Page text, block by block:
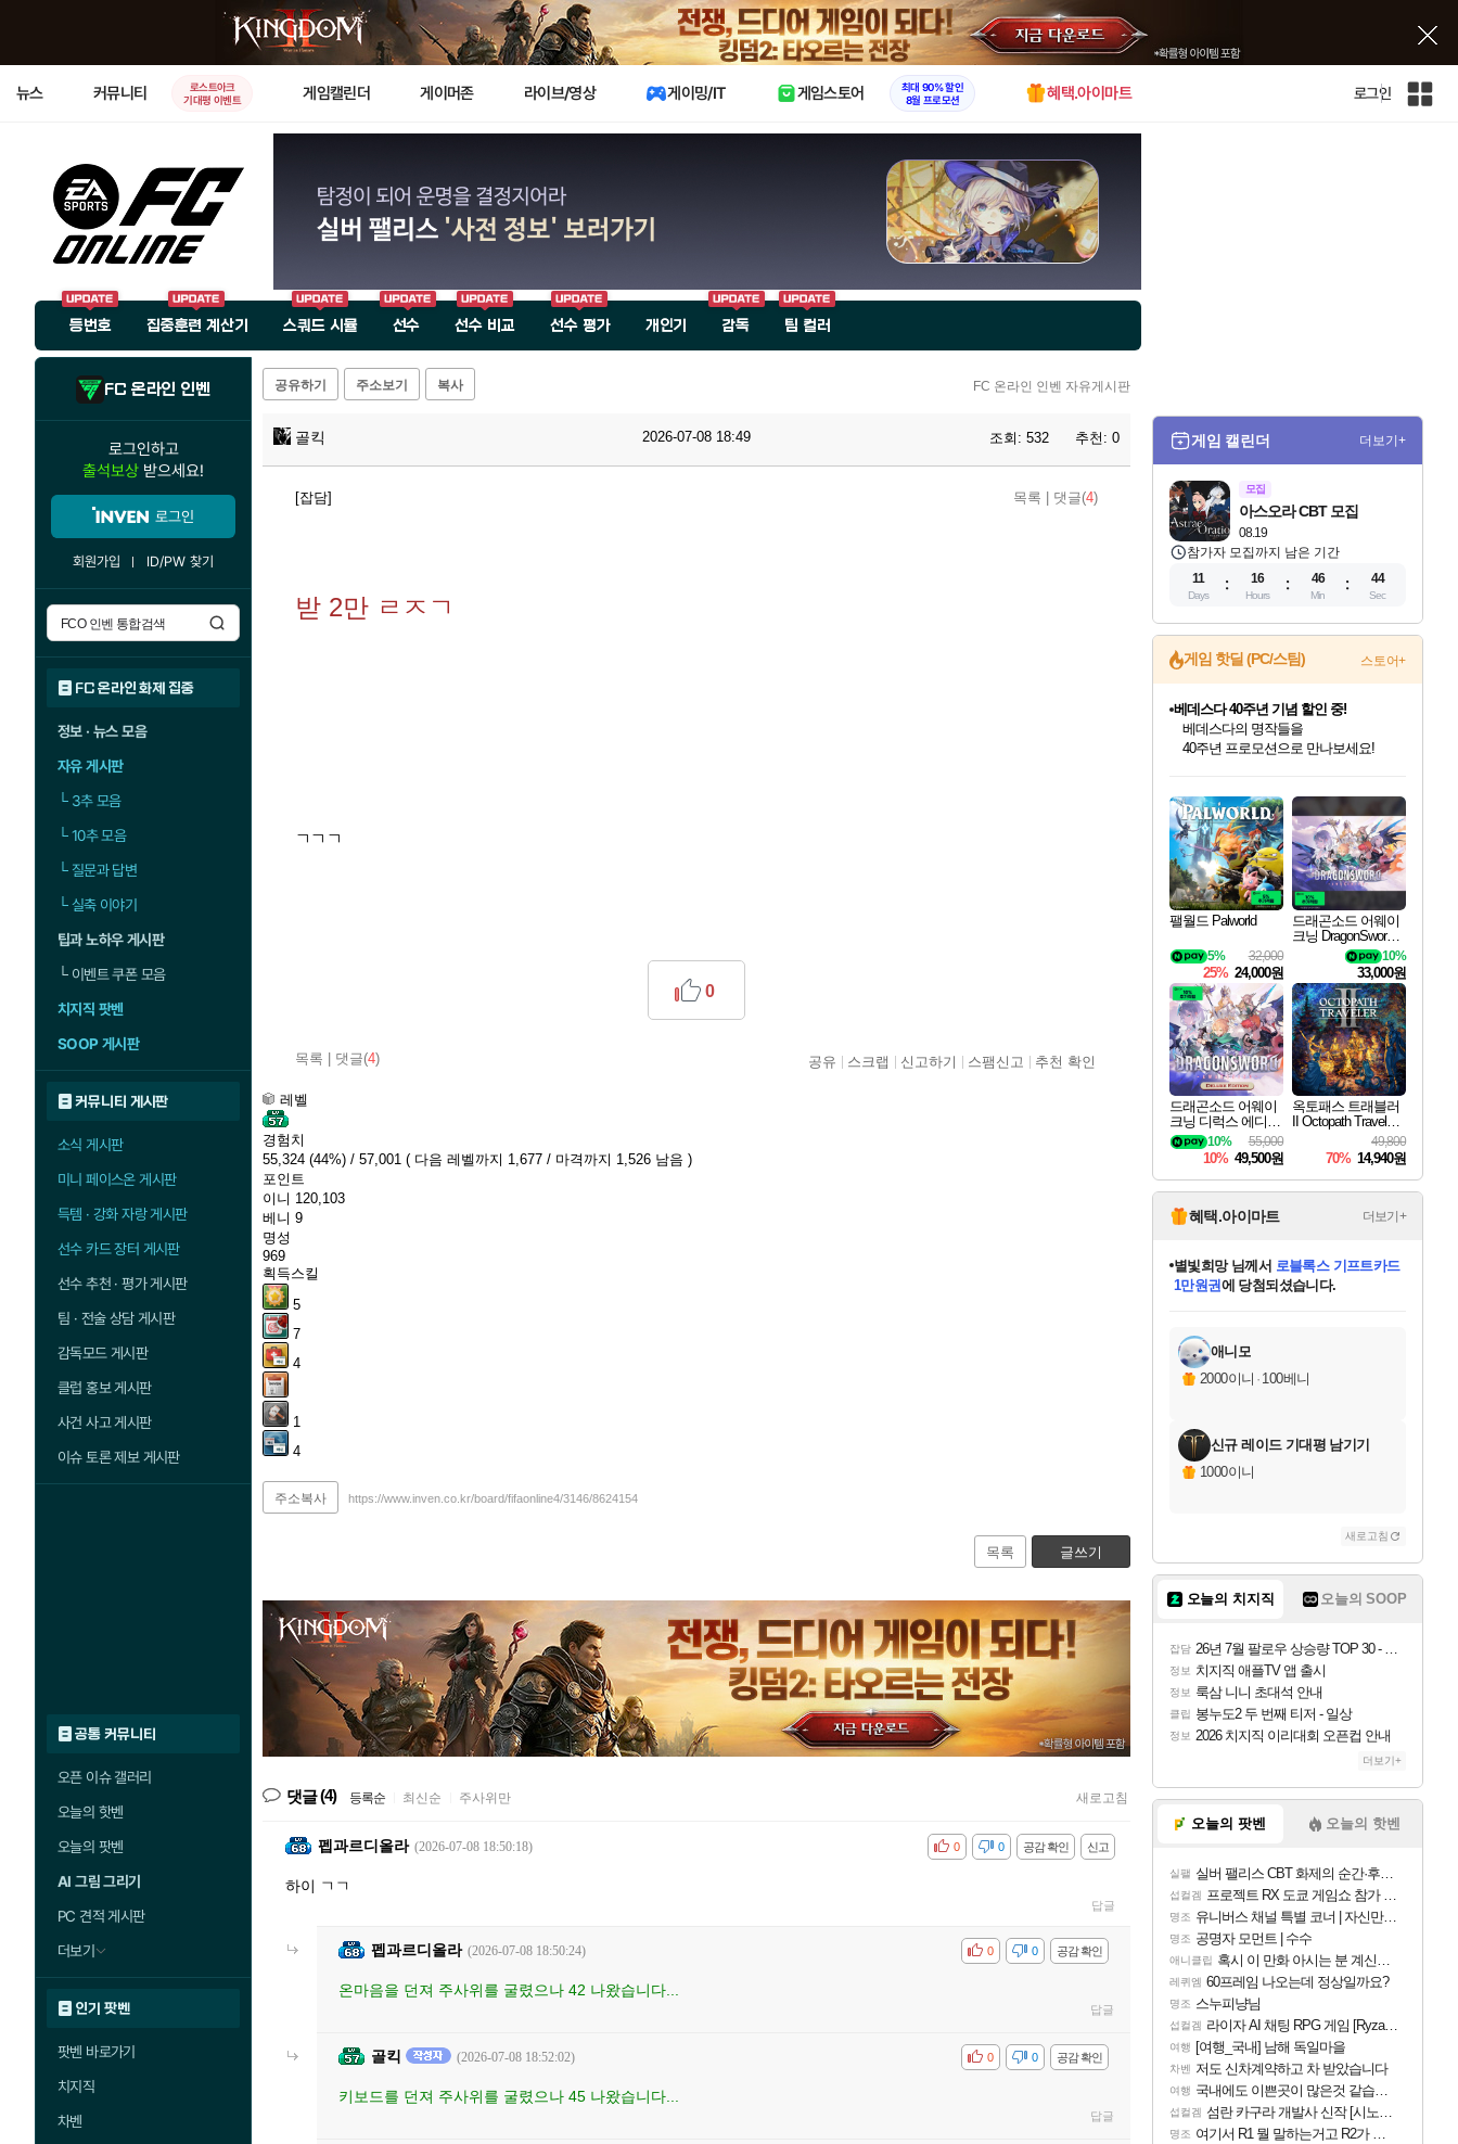
X
뉴스 커뮤니티
로스트아크
기대평 이벤트
게임캘린더 게이머존 라이브/영상 게이밍/IT 게임스토어
최대 90% 할인
8월 프로모션
혜택.아이마트 로그인
인
등번호 집중훈련 계산기 스쿼드 시뮬 선수 선수 비교 선수 평가 개인기 감독 팀 컬러
FC 온라인 인벤
로그인하고
출석보상 받으세요!
로그인
회원가입 ID/PW 찾기
FC 온라인 화제 집중
정보 · 뉴스 모음
자유 게시판
└3추 모음
└10추 모음
└질문과 답변
└실축 이야기
팁과 노하우 게시판
└이벤트 쿠폰 모음
치지직 팟벤
SOOP 게시판
커뮤니티 게시판
소식 게시판
미니 페이스온 게시판
득템 · 강화 자랑 게시판
선수 카드 장터 게시판
선수 추천 · 평가 게시판
팀 · 전술 상담 게시판
감독모드 게시판
클럽 홍보 게시판
사건 사고 게시판
이슈 토론 제보 게시판
공통 커뮤니티
오픈 이슈 갤러리
오늘의 핫벤
오늘의 팟벤
AI 그림 그리기
PC 견적 게시판
더보기
인기 팟벤
팟벤 바로가기
치지직
차벤
공유하기 주소보기 복사 FC 온라인 인벤 자유게시판
골킥 2026-07-08 18:49 조회: 532 추천: 0
[잡담] 목록 댓글(4)
받 2만 ㄹㅈㄱ
ㄱㄱㄱ
목록 댓글(4)
0
공유 스크랩 신고하기 스팸신고 추천 확인
레벨
경험치
55,324 (44%) / 57,001 ( 다음 레벨까지 1,677 / 마격까지 1,526 남음 )
포인트
이니 120,103
베니 9
명성
969
획득스킬
5
7
4
1
4
주소복사 https://www.inven.co.kr/board/fifaonline4/3146/8624154
목록 글쓰기
댓글(4) 등록순 최신순 주사위만 새로고침
펩과르디올라 (2026-07-08 18:50:18) 신고
공감 확인
비공감 0
0
하이 ㄱㄱ
답글
펩과르디올라 (2026-07-08 18:50:24) 공감 확인
비공감 0
0
온마음을 던져 주사위를 굴렸으나 42 나왔습니다...
답글
골킥 (2026-07-08 18:52:02) 공감 확인
비공감 0
0
키보드를 던져 주사위를 굴렸으나 45 나왔습니다...
답글
게임 캘린더 더보기+
모집
08.19
아스오라 CBT 모집
참가자 모집까지 남은 기간
11
Days
16
Hours
46
Min
43
Sec
게임 핫딜 (PC/스팀) 스토어+
최대 90% 할인가를 만나보세요!
네이버혜택과 함께 만나보세요!
50%할인&추가 적립까지!
네이버 포인트 혜택까지!
이니&베니 혜택까지!
네이버 혜택가와 함께 예약하세요!
할인&네이버혜택으로 만나보세요!
네이버페이 혜택과 만나보세요!
베데스다 40주년 기념 할인 중!
베데스다의 명작들을
40주년 프로모션으로 만나보세요!
할인가에 만나보세요!
일부 에디션 상시 할인!
혜택으로 예약 판매 중
편안하게 충전하세요
팰월드 Palworld
32,000
5%
25% 24,000원
드래곤소드 어웨이
크닝 DragonSword A
10%
33,000원
드래곤소드 어웨이
크닝 디럭스 에디션
DragonSword Awake
ning Deluxe Edition
55,000
10%
10% 49,500원
옥토패스 트래블러
II Octopath Traveler I
49,800
70% 14,940원
혜택.아이마트 더보기+
교환.
당첨되셨습니다.
당첨되셨습니다.
당첨되셨습니다.
별빛희망님께서 로블록스 기프트카드
1만원권에 당첨되셨습니다.
당첨되셨습니다.
당첨되셨습니다.
당첨되셨습니다.
당첨되셨습니다.
에디션 (스팀코드)
당첨되셨습니다.
애니모
2000이니 · 100베니
신규 레이드 기대평 남기기
1000이니
새로고침
오늘의 치지직 오늘의 SOOP
잡담 26년 7월 팔로우 상승량 TOP 30 - 월간 치지직
정보 치지직 애플TV 앱 출시
정보 룩삼 니니 초대석 안내
클립 봉누도2 두 번째 티저 - 일상
정보 2026 치지직 이리대회 오픈컵 안내
더보기+
오늘의 팟벤 오늘의 핫벤
실팰 실버 팰리스 CBT 화제의 순간·후기 모음
섭컬겜 프로젝트 RX 도쿄 게임쇼 참가 결정
명조 유니버스 채널 특별 코너 | 자신만의 스타일
명조 공명자 모먼트 | 수수
애니클립 혹시 이 만화 아시는 분 계신가요
레퀴엠 60프레임 나오는데 정상일까요?
명조 스누피냥님
섭컬겜 라이자 AI 채팅 RPG 게임 [RyzaChat: AI] 공개
여행 [여행_국내] 남해 독일마을
차벤 저도 신차계약하고 차 받았습니다
여행 국내에도 이쁜곳이 많은것 같습니다
섭컬겜 섬란 카구라 개발사 신작 [시노비 넥서스] 연내 출시 예정
명조 여기서 R1 뭘 말하는거고 R2가 뭘말하는걸까요?